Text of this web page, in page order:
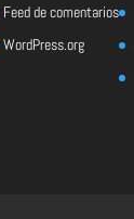
Feed de comentarios
WordPress.org